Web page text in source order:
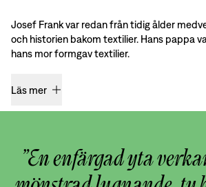
Josef Frank var redan från tidig ålder
och historien bakom textilier. Hans pappa
hans mor formgav textilier.
Läs mer
”En enfärgad yta